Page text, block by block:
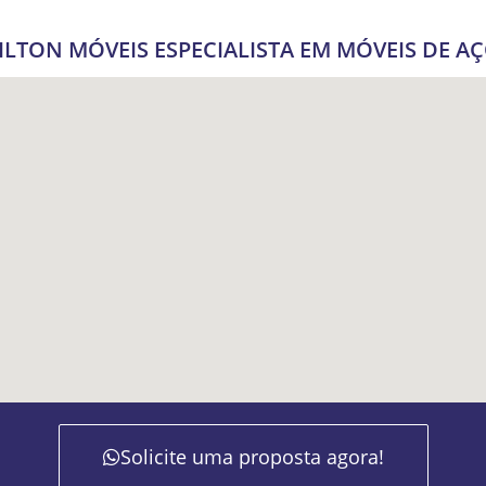
MÓVEIS ESPECIALISTA EM MÓVEIS DE
Solicite uma proposta agora!